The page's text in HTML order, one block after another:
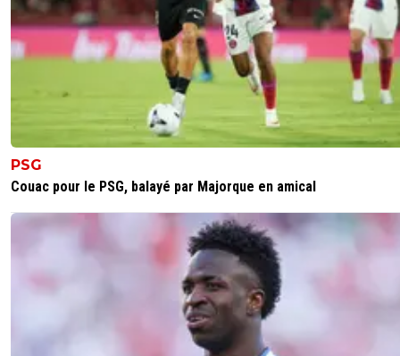
PSG
Couac pour le PSG, balayé par Majorque en amical